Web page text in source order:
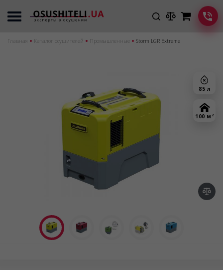
Главная Каталог осушителей Промышленные Storm LGR Extreme
85 л
100 м 2